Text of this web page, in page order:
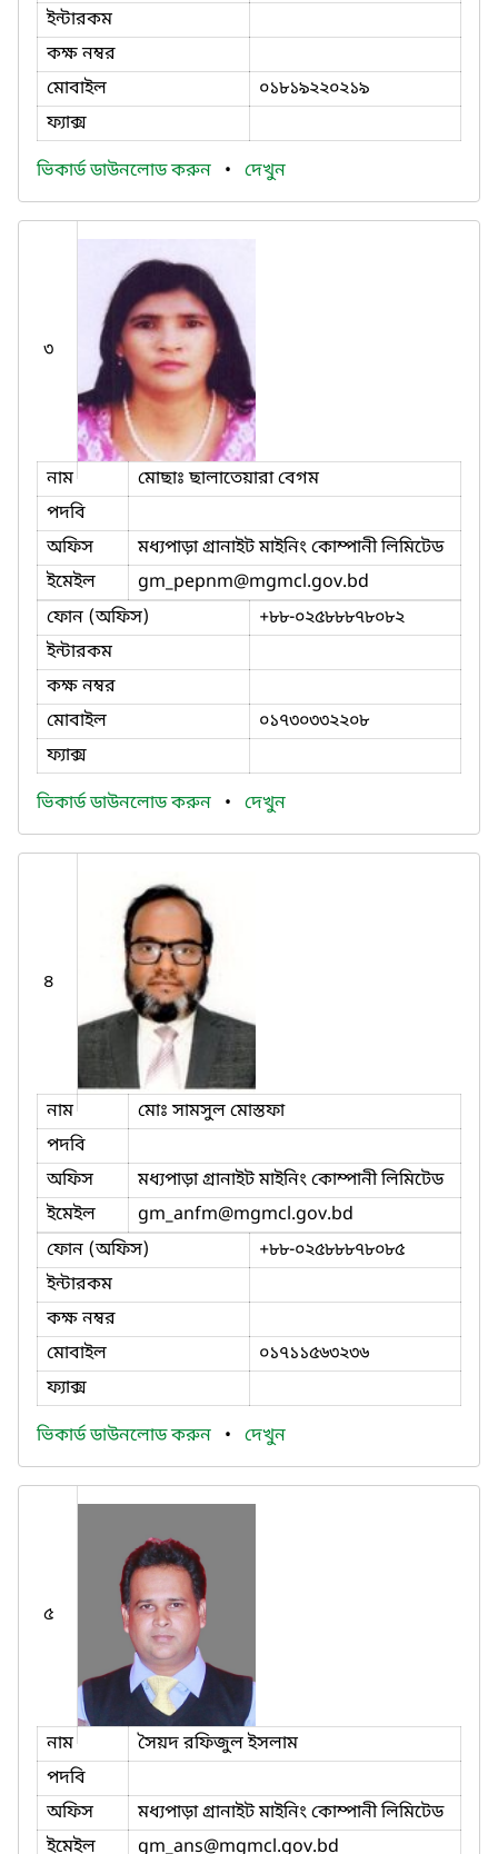
ইন্টারকম
কক্ষ নম্বর
মোবাইল
০১৮১৯২২০২১৯
ফ্যাক্স
ভিকার্ড ডাউনলোড করুন • দেখুন
৩
নাম
মোছাঃ ছালাতেয়ারা বেগম
পদবি
অফিস
মধ্যপাড়া গ্রানাইট মাইনিং কোম্পানী লিমিটেড
ইমেইল
gm_pepnm@mgmcl.gov.bd
ফোন (অফিস)
+৮৮-০২৫৮৮৮৭৮০৮২
ইন্টারকম
কক্ষ নম্বর
মোবাইল
০১৭৩০৩৩২২০৮
ফ্যাক্স
ভিকার্ড ডাউনলোড করুন • দেখুন
৪
নাম
মোঃ সামসুল মোস্তফা
পদবি
অফিস
মধ্যপাড়া গ্রানাইট মাইনিং কোম্পানী লিমিটেড
ইমেইল
gm_anfm@mgmcl.gov.bd
ফোন (অফিস)
+৮৮-০২৫৮৮৮৭৮০৮৫
ইন্টারকম
কক্ষ নম্বর
মোবাইল
০১৭১১৫৬৩২৩৬
ফ্যাক্স
ভিকার্ড ডাউনলোড করুন • দেখুন
৫
নাম
সৈয়দ রফিজুল ইসলাম
পদবি
অফিস
মধ্যপাড়া গ্রানাইট মাইনিং কোম্পানী লিমিটেড
ইমেইল
gm_ans@mgmcl.gov.bd